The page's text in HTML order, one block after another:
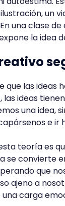
un
En una clase
la idea
que las ideas
las ideas
una idea,
e ir
teoría es
se convierte
que
ajeno a
carga